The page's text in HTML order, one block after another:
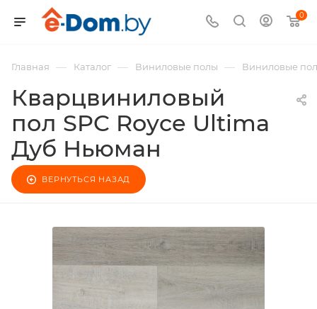
0
Главная — Каталог — Виниловые полы — Виниловые
Кварцвиниловый
пол SPC Royce Ultima
Дуб Ньюман
ВЕРНУТЬСЯ НАЗАД